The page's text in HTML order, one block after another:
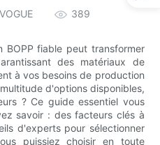
389
BOPP fiable peut transformer
des matériaux de
à vos besoins de production
d'options disponibles,
? Ce guide essentiel vous
savoir : des facteurs clés à
d'experts pour sélectionner
puissiez choisir en toute